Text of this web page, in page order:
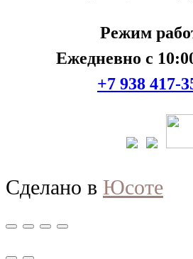
Режим
Ежедневно с
+7 938 417-
Сделано в Юсоте